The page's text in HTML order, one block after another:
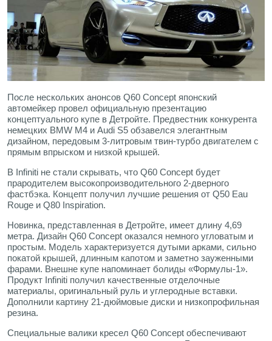
После нескольких анонсов Q60 Concept японский
автомейкер провел официальную презентацию
концептуального купе в Детройте. Предвестник конкурента
немецких BMW M4 и Audi S5 обзавелся элегантным
дизайном, передовым 3-литровым твин-турбо двигателем с
прямым впрыском и низкой крышей.
В Infiniti не стали скрывать, что Q60 Concept будет
прародителем высокопроизводительного 2-дверного
фастбэка. Концепт получил лучшие решения от Q50 Eau
Rouge и Q80 Inspiration.
Новинка, представленная в Детройте, имеет длину 4,69
метра. Дизайн Q60 Concept оказался немного угловатым и
простым. Модель характеризуется дутыми арками, сильно
покатой крышей, длинным капотом и заметно зауженными
фарами. Внешне купе напоминает болиды «Формулы-1».
Продукт Infiniti получил качественные отделочные
материалы, оригинальный руль и углеродные вставки.
Дополнили картину 21-дюймовые диски и низкопрофильная
резина.
Специальные валики кресел Q60 Concept обеспечивают